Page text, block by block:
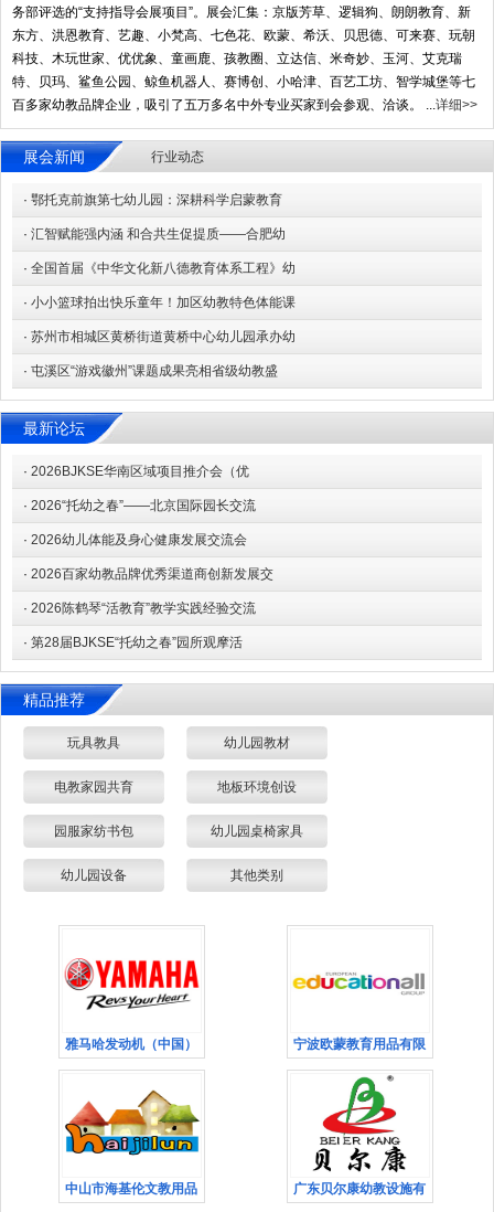
务部评选的“支持指导会展项目”。展会汇集：京版芳草、逻辑狗、朗朗教育、新
东方、洪恩教育、艺趣、小梵高、七色花、欧蒙、希沃、贝思德、可来赛、玩朝
科技、木玩世家、优优象、童画鹿、孩教圈、立达信、米奇妙、玉河、艾克瑞
特、贝玛、鲨鱼公园、鲸鱼机器人、赛博创、小哈津、百艺工坊、智学城堡等七
百多家幼教品牌企业，吸引了五万多名中外专业买家到会参观、洽谈。 ... 详细>>
展会新闻 行业动态
· 鄂托克前旗第七幼儿园：深耕科学启蒙教育
· 汇智赋能强内涵 和合共生促提质——合肥幼
· 全国首届《中华文化新八德教育体系工程》幼
· 小小篮球拍出快乐童年！加区幼教特色体能课
· 苏州市相城区黄桥街道黄桥中心幼儿园承办幼
· 屯溪区“游戏徽州”课题成果亮相省级幼教盛
最新论坛
· 2026BJKSE华南区域项目推介会（优
· 2026“托幼之春”——北京国际园长交流
· 2026幼儿体能及身心健康发展交流会
· 2026百家幼教品牌优秀渠道商创新发展交
· 2026陈鹤琴“活教育”教学实践经验交流
· 第28届BJKSE“托幼之春”园所观摩活
精品推荐
玩具教具 幼儿园教材
电教家园共育 地板环境创设
园服家纺书包 幼儿园桌椅家具
幼儿园设备 其他类别
雅马哈发动机（中国） 宁波欧蒙教育用品有限
中山市海基伦文教用品 广东贝尔康幼教设施有